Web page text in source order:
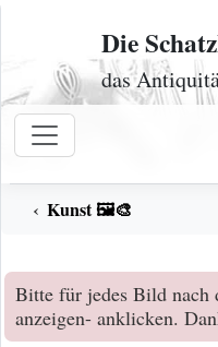
Zum Inhalt
Die
das
Kunst 🖼️🎨
Bitte für jedes Bild nach
anzeigen- anklicken.